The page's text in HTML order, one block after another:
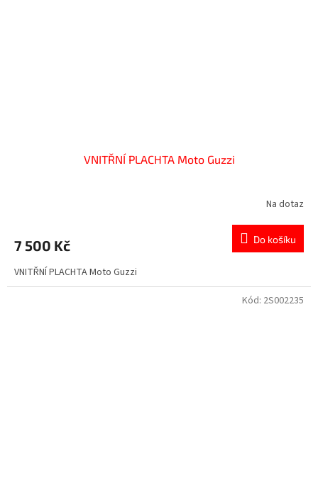
VNITŘNÍ PLACHTA Moto Guzzi
Na dotaz
7 500 Kč Do košíku
VNITŘNÍ PLACHTA Moto Guzzi
Kód: 2S002235